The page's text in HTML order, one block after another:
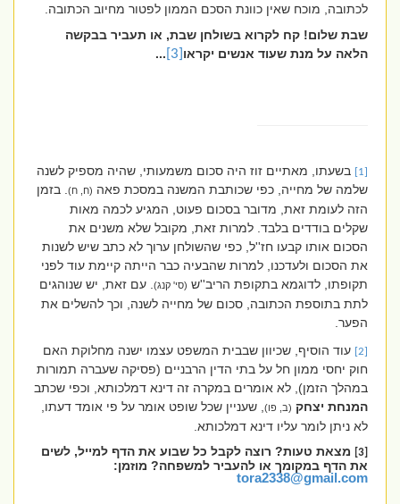
לכתובה, מוכח שאין כוונת הסכם הממון לפטור מחיוב הכתובה.
שבת שלום! קח לקרוא בשולחן שבת, או תעביר בבקשה
הלאה על מנת שעוד אנשים יקראו[3]
...
בשעתו, מאתיים זוז היה סכום משמעותי, שהיה מספיק לשנה
שלמה של מחייה, כפי שכותבת המשנה במסכת פאה(ח, ח) . בזמן
הזה לעומת זאת, מדובר בסכום פעוט, המגיע לכמה מאות
שקלים בודדים בלבד. למרות זאת, מקובל שלא משנים את
הסכום אותו קבעו חז''ל, כפי שהשולחן ערוך לא כתב שיש לשנות
את הסכום ולעדכנו, למרות שהבעיה כבר הייתה קיימת עוד לפני
תקופתו, לדוגמא בתקופת הריב''ש(סי' קנג). עם זאת, יש שנוהגים
לתת בתוספת הכתובה, סכום של מחייה לשנה, וכך להשלים את
הפער.
עוד הוסיף, שכיוון שבבית המשפט עצמו ישנה מחלוקת האם
חוק יחסי ממון חל על בתי הדין הרבניים (פסיקה שעברה תמורות
במהלך הזמן), לא אומרים במקרה זה דינא דמלכותא, וכפי שכתב
המנחת יצחק (ב, פו) , שעניין שכל שופט אומר על פי אומד דעתו,
לא ניתן לומר עליו דינא דמלכותא.
מצאת טעות? רוצה לקבל כל שבוע את הדף למייל, לשים
את הדף במקומך או להעביר למשפחה? מוזמן:
tora2338@gmail.com